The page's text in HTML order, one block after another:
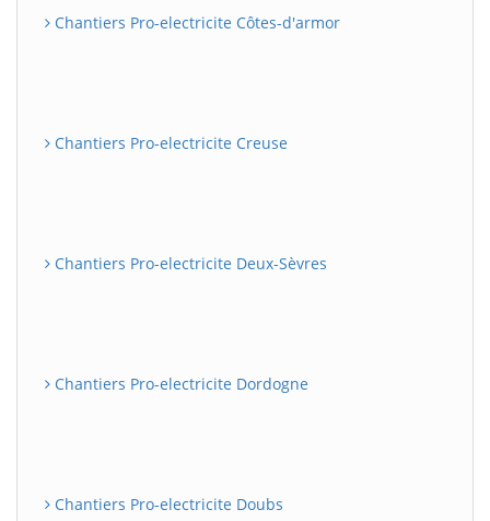
Chantiers Pro-electricite Côtes-d'armor
Chantiers Pro-electricite Creuse
Chantiers Pro-electricite Deux-Sèvres
Chantiers Pro-electricite Dordogne
Chantiers Pro-electricite Doubs